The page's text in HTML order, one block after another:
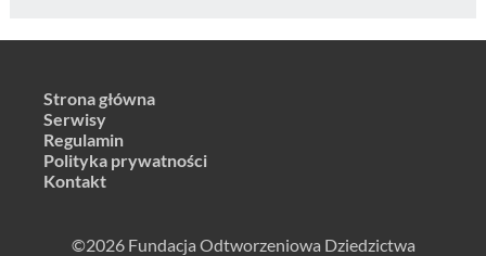
Strona główna
Serwisy
Regulamin
Polityka prywatności
Kontakt
©2026 Fundacja Odtworzeniowa Dziedzictwa